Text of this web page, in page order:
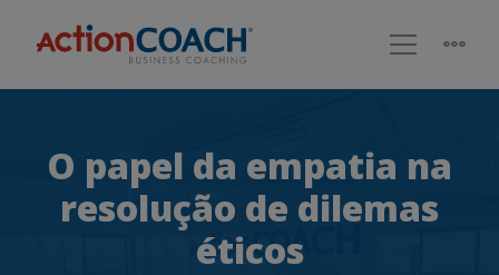
O papel da empatia na
resolução de dilemas
éticos